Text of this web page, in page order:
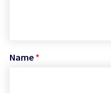
Name *